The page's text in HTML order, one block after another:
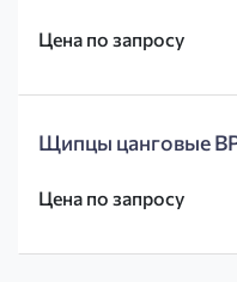
Цена по запросу
Щипцы цанговые
Цена по запросу